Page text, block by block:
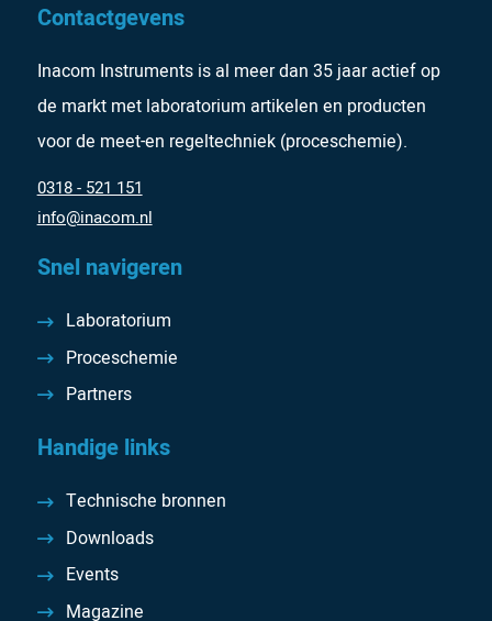
Contactgevens
Inacom Instruments is al meer dan 35 jaar actief op
de markt met laboratorium artikelen en producten
voor de meet-en regeltechniek (proceschemie).
0318 - 521 151
info@inacom.nl
Snel navigeren
Laboratorium
Proceschemie
Partners
Handige links
Technische bronnen
Downloads
Events
Magazine